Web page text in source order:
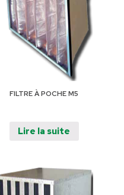
FILTRE À POCHE M5
Lire la suite